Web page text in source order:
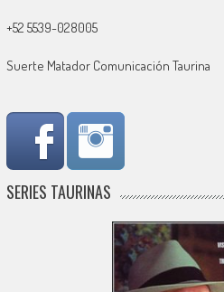
+52 5539-028005
Suerte Matador Comunicación Taurina
SERIES TAURINAS